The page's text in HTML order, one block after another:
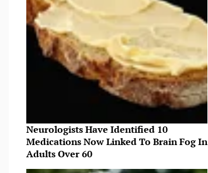
Neurologists Have Identified 10
Medications Now Linked To Brain Fog In
Adults Over 60